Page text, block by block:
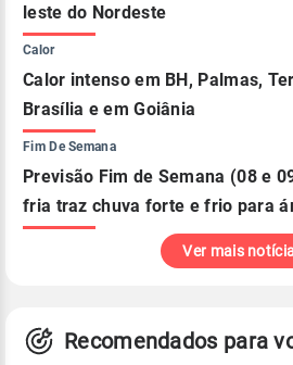
leste do Nordeste
Calor
Calor intenso em BH, Palmas,
Brasília e em Goiânia
Fim De Semana
Previsão Fim de Semana (08 e
fria traz chuva forte e frio para
Ver mais
Recomendados para